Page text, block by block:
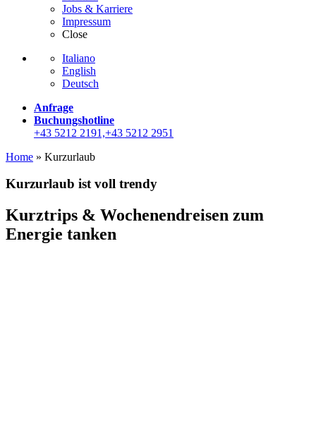
Jobs & Karriere
Impressum
Close
Italiano
English
Deutsch
Anfrage
Buchungshotline
+43 5212 2191,+43 5212 2951
Home » Kurzurlaub
Kurzurlaub ist voll trendy
Kurztrips & Wochenendreisen zum
Energie tanken